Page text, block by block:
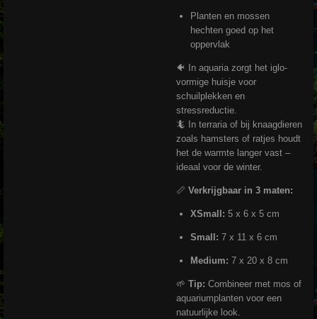
Planten en mossen
hechten goed op het
oppervlak
🐠 In aquaria zorgt het iglo-
vormige huisje voor
schuilplekken en
stressreductie.
🦎 In terraria of bij knaagdieren
zoals hamsters of ratjes houdt
het de warmte langer vast –
ideaal voor de winter.
📏 Verkrijgbaar in 3 maten:
XSmall: 5 x 6 x 5 cm
Small: 7 x 11 x 6 cm
Medium: 7 x 20 x 8 cm
🌱 Tip: Combineer met mos of
aquariumplanten voor een
natuurlijke look.